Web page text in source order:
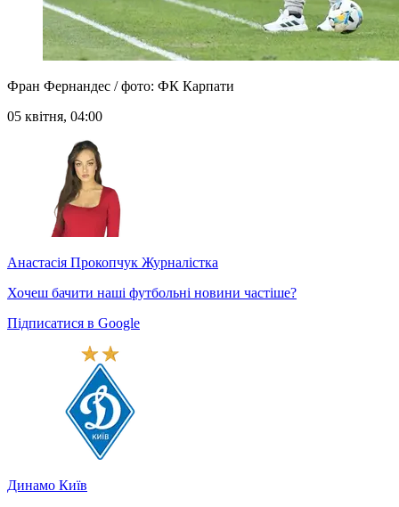
Фран Фернандес / фото: ФК Карпати
05 квітня, 04:00
Анастасія Прокопчук Журналістка
Хочеш бачити наші футбольні новини частіше?
Підписатися в Google
Динамо Київ